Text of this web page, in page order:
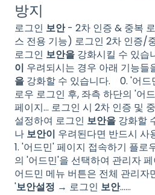
방지
로그인 보안- 2차 인증 & 중복
스 전용 기능) 로그인 2차 인증/
로그인 보안을 강화시킬 수 있습
이 우려되시는 경우 아래 기능들
을 강화할 수 있습니다. 0. '어드
로우 로그인 후, 좌측 하단의 '어
페이지… 로그인 시 2차 인증 및
설정하여 로그인 보안을 강화할
나 보안이 우려된다면 반드시 사
1. '어드민' 페이지 접속하기 플로
의 '어드민'을 선택하여 관리자
어드민 메뉴 버튼은 전체 관리자
'보안설정 → 로그인 보안…...